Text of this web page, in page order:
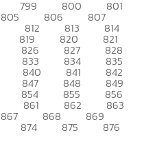
799 800 801
805 806 807
812 813 814
819 820 821
826 827 828
833 834 835
840 841 842
847 848 849
854 855 856
861 862 863
867 868 869
874 875 876